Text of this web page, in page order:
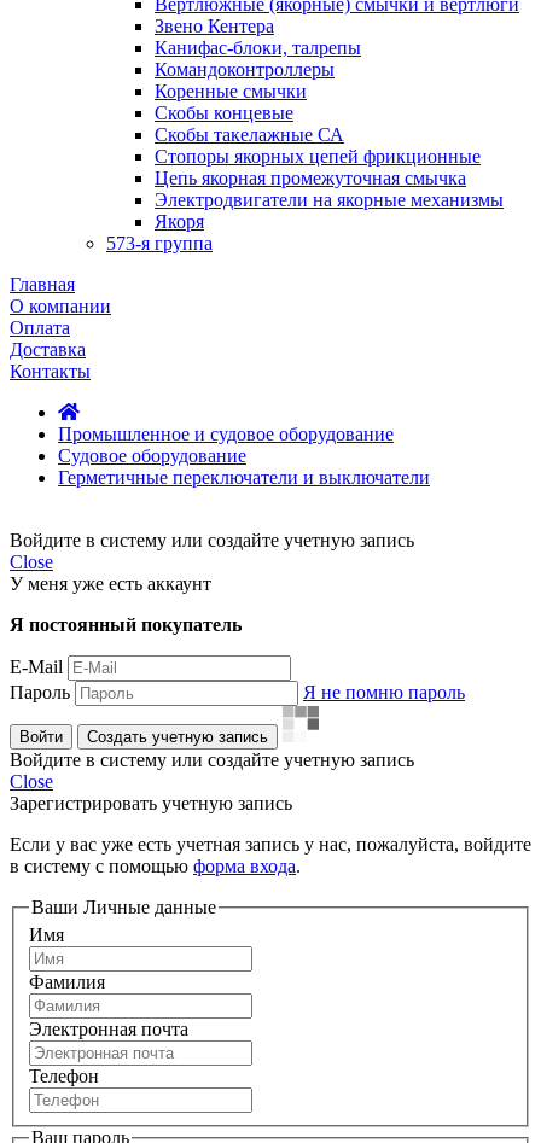
Звено Кентера
Канифас-блоки, талрепы
Командоконтроллеры
Коренные смычки
Скобы концевые
Скобы такелажные СА
Стопоры якорных цепей фрикционные
Цепь якорная промежуточная смычка
Электродвигатели на якорные механизмы
Якоря
573-я группа
Главная
О компании
Оплата
Доставка
Контакты
Промышленное и судовое оборудование
Судовое оборудование
Герметичные переключатели и выключатели
Войдите в систему или создайте учетную запись
Close
У меня уже есть аккаунт
Я постоянный покупатель
E-Mail
Пароль
Я не помню пароль
Войти Создать учетную запись
Войдите в систему или создайте учетную запись
Close
Зарегистрировать учетную запись
Если у вас уже есть учетная запись у нас, пожалуйста, войдите
в систему с помощью форма входа.
Ваши Личные данные
Имя
Фамилия
Электронная почта
Телефон
Ваш пароль